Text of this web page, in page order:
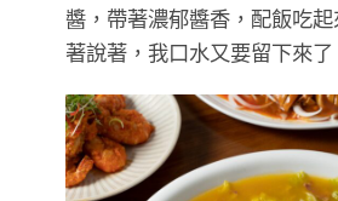
醬，帶著濃郁醬香，配飯吃
著說著，我口水又要留下來了